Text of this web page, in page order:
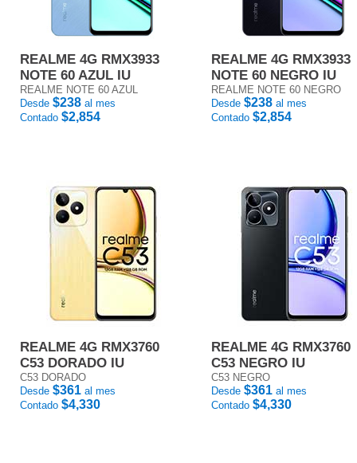
REALME 4G RMX3933
NOTE 60 AZUL IU
REALME NOTE 60 AZUL
Desde $238 al mes
Contado $2,854
REALME 4G RMX3933
NOTE 60 NEGRO IU
REALME NOTE 60 NEGRO
Desde $238 al mes
Contado $2,854
REALME 4G RMX3760
C53 DORADO IU
C53 DORADO
Desde $361 al mes
Contado $4,330
REALME 4G RMX3760
C53 NEGRO IU
C53 NEGRO
Desde $361 al mes
Contado $4,330